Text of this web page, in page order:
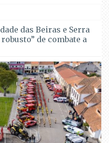
dominado após co
das Beiras e Serra
de combate a